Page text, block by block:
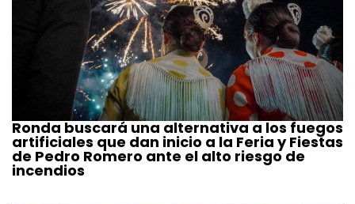
Ronda buscará una alternativa a los fuegos
artificiales que dan inicio a la Feria y Fiestas
de Pedro Romero ante el alto riesgo de
incendios